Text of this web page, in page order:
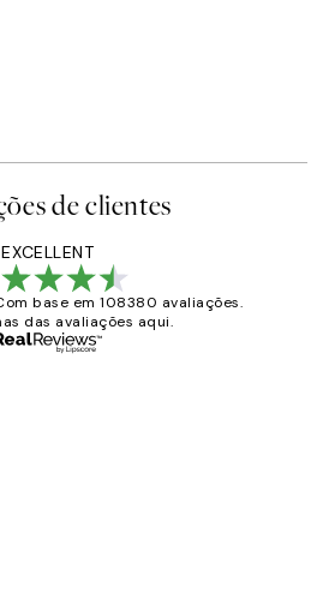
de clientes
EXCELLENT
base em 108380 avaliações.
das avaliações aqui.